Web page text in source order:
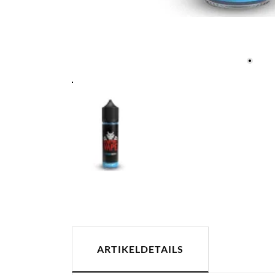
ARTIKELDETAILS